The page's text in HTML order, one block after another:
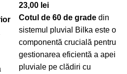
23,00 lei
Cotul de 60 de grade din
sistemul pluvial Bilka este o
componentă crucială pentru
gestionarea eficientă a apei
pluviale pe clădiri cu